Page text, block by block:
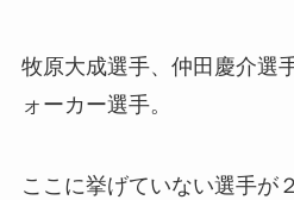
牧原大成選手、仲田慶介選
ォーカー選手。
ここに挙げていない選手が